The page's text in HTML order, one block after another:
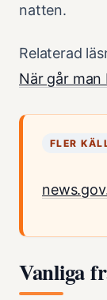
natten.
Relaterad
När går man
FLER
Vanliga